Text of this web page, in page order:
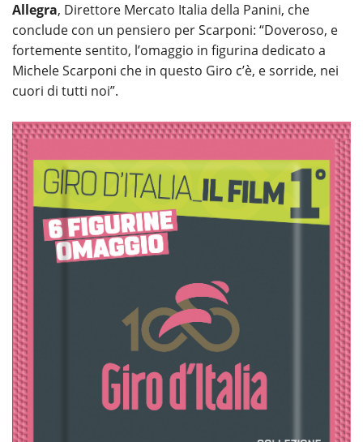
Allegra, Direttore Mercato Italia della Panini, che
conclude con un pensiero per Scarponi: “Doveroso, e
fortemente sentito, l’omaggio in figurina dedicato a
Michele Scarponi che in questo Giro c’è, e sorride, nei
cuori di tutti noi”.